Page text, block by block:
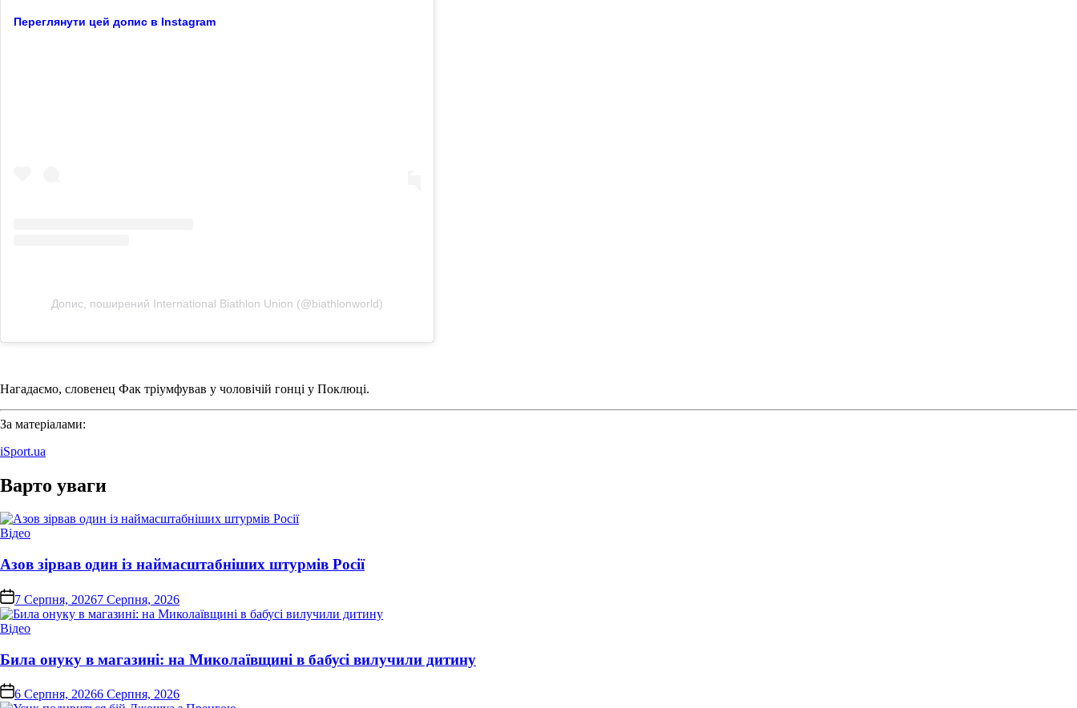
Переглянути цей допис в Instagram
Допис, поширений International Biathlon Union (@biathlonworld)
Нагадаємо, словенец Фак тріумфував у чоловічій гонці у Поклюці.
За матеріалами:
iSport.ua
Варто уваги
Опублікувати
Відео
Азов зірвав один із наймасштабніших штурмів Росії
on 7 Серпня, 20267 Серпня, 2026
Опублікувати
Відео
Била онуку в магазині: на Миколаївщині в бабусі вилучили дитину
on6 Серпня, 20266 Серпня, 2026